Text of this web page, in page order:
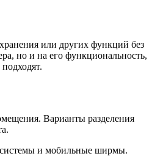
или других функций без
но и на его функциональность,
Варианты разделения
системы и мобильные ширмы.